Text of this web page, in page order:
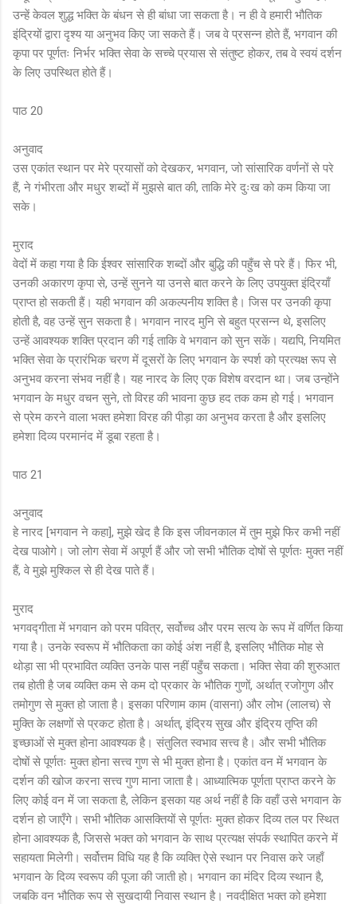
उन्हें केवल शुद्ध भक्ति के बंधन से ही बांधा जा सकता है। न ही वे हमारी भौतिक
इंद्रियों द्वारा दृश्य या अनुभव किए जा सकते हैं। जब वे प्रसन्न होते हैं, भगवान की
कृपा पर पूर्णतः निर्भर भक्ति सेवा के सच्चे प्रयास से संतुष्ट होकर, तब वे स्वयं दर्शन
के लिए उपस्थित होते हैं।
पाठ 20
अनुवाद
उस एकांत स्थान पर मेरे प्रयासों को देखकर, भगवान, जो सांसारिक वर्णनों से परे
हैं, ने गंभीरता और मधुर शब्दों में मुझसे बात की, ताकि मेरे दुःख को कम किया जा
सके।
मुराद
वेदों में कहा गया है कि ईश्वर सांसारिक शब्दों और बुद्धि की पहुँच से परे हैं। फिर भी,
उनकी अकारण कृपा से, उन्हें सुनने या उनसे बात करने के लिए उपयुक्त इंद्रियाँ
प्राप्त हो सकती हैं। यही भगवान की अकल्पनीय शक्ति है। जिस पर उनकी कृपा
होती है, वह उन्हें सुन सकता है। भगवान नारद मुनि से बहुत प्रसन्न थे, इसलिए
उन्हें आवश्यक शक्ति प्रदान की गई ताकि वे भगवान को सुन सकें। यद्यपि, नियमित
भक्ति सेवा के प्रारंभिक चरण में दूसरों के लिए भगवान के स्पर्श को प्रत्यक्ष रूप से
अनुभव करना संभव नहीं है। यह नारद के लिए एक विशेष वरदान था। जब उन्होंने
भगवान के मधुर वचन सुने, तो विरह की भावना कुछ हद तक कम हो गई। भगवान
से प्रेम करने वाला भक्त हमेशा विरह की पीड़ा का अनुभव करता है और इसलिए
हमेशा दिव्य परमानंद में डूबा रहता है।
पाठ 21
अनुवाद
हे नारद [भगवान ने कहा], मुझे खेद है कि इस जीवनकाल में तुम मुझे फिर कभी नहीं
देख पाओगे। जो लोग सेवा में अपूर्ण हैं और जो सभी भौतिक दोषों से पूर्णतः मुक्त नहीं
हैं, वे मुझे मुश्किल से ही देख पाते हैं।
मुराद
भगवद्गीता में भगवान को परम पवित्र, सर्वोच्च और परम सत्य के रूप में वर्णित किया
गया है। उनके स्वरूप में भौतिकता का कोई अंश नहीं है, इसलिए भौतिक मोह से
थोड़ा सा भी प्रभावित व्यक्ति उनके पास नहीं पहुँच सकता। भक्ति सेवा की शुरुआत
तब होती है जब व्यक्ति कम से कम दो प्रकार के भौतिक गुणों, अर्थात् रजोगुण और
तमोगुण से मुक्त हो जाता है। इसका परिणाम काम (वासना) और लोभ (लालच) से
मुक्ति के लक्षणों से प्रकट होता है। अर्थात्, इंद्रिय सुख और इंद्रिय तृप्ति की
इच्छाओं से मुक्त होना आवश्यक है। संतुलित स्वभाव सत्त्व है। और सभी भौतिक
दोषों से पूर्णतः मुक्त होना सत्त्व गुण से भी मुक्त होना है। एकांत वन में भगवान के
दर्शन की खोज करना सत्त्व गुण माना जाता है। आध्यात्मिक पूर्णता प्राप्त करने के
लिए कोई वन में जा सकता है, लेकिन इसका यह अर्थ नहीं है कि वहाँ उसे भगवान के
दर्शन हो जाएँगे। सभी भौतिक आसक्तियों से पूर्णतः मुक्त होकर दिव्य तल पर स्थित
होना आवश्यक है, जिससे भक्त को भगवान के साथ प्रत्यक्ष संपर्क स्थापित करने में
सहायता मिलेगी। सर्वोत्तम विधि यह है कि व्यक्ति ऐसे स्थान पर निवास करे जहाँ
भगवान के दिव्य स्वरूप की पूजा की जाती हो। भगवान का मंदिर दिव्य स्थान है,
जबकि वन भौतिक रूप से सुखदायी निवास स्थान है। नवदीक्षित भक्त को हमेशा